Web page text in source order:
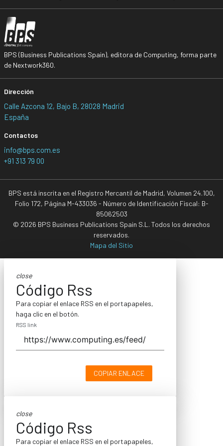
BPS (Business Publications Spain), editora de Computing, forma parte
de Nextwork360.
Dirección
Calle Azcona 12, Bajo B, 28028 Madrid
España
Contactos
info@bps.com.es
+91 313 79 00
BPS está inscrita en el Registro Mercantil de Madrid, Volumen 24.100,
Folio 172, Página M-433036 - Número de Identificación Fiscal: B-
85062503
© 2026 BPS Business Publications Spain S.L. Todos los derechos
reservados.
Mapa del Sitio
close
Código Rss
Para copiar el enlace RSS en el portapapeles,
haga clic en el botón.
RSS link
COPIAR ENLACE
close
Código Rss
Para copiar el enlace RSS en el portapapeles,